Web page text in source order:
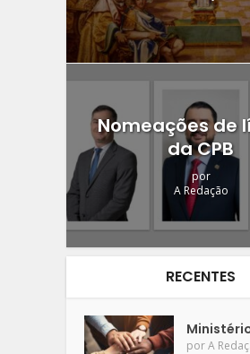
Nomeações de
da CPB
por
A Redação
RECENTES
porA